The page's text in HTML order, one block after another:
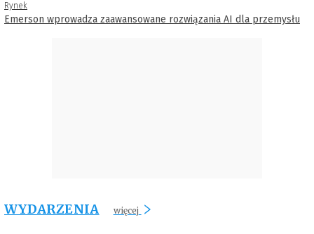
Rynek
Emerson wprowadza zaawansowane rozwiązania AI dla przemysłu
WYDARZENIA więcej